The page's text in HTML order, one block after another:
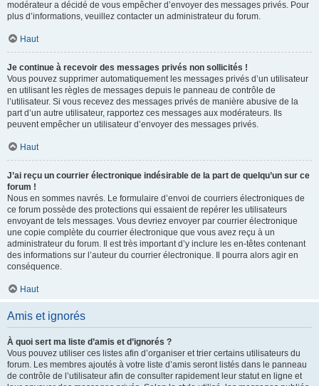
modérateur a décidé de vous empêcher d’envoyer des messages privés. Pour
plus d’informations, veuillez contacter un administrateur du forum.
Haut
Je continue à recevoir des messages privés non sollicités !
Vous pouvez supprimer automatiquement les messages privés d’un utilisateur
en utilisant les règles de messages depuis le panneau de contrôle de
l’utilisateur. Si vous recevez des messages privés de manière abusive de la
part d’un autre utilisateur, rapportez ces messages aux modérateurs. Ils
peuvent empêcher un utilisateur d’envoyer des messages privés.
Haut
J’ai reçu un courrier électronique indésirable de la part de quelqu’un sur ce
forum !
Nous en sommes navrés. Le formulaire d’envoi de courriers électroniques de
ce forum possède des protections qui essaient de repérer les utilisateurs
envoyant de tels messages. Vous devriez envoyer par courrier électronique
une copie complète du courrier électronique que vous avez reçu à un
administrateur du forum. Il est très important d’y inclure les en-têtes contenant
des informations sur l’auteur du courrier électronique. Il pourra alors agir en
conséquence.
Haut
Amis et ignorés
À quoi sert ma liste d’amis et d’ignorés ?
Vous pouvez utiliser ces listes afin d’organiser et trier certains utilisateurs du
forum. Les membres ajoutés à votre liste d’amis seront listés dans le panneau
de contrôle de l’utilisateur afin de consulter rapidement leur statut en ligne et